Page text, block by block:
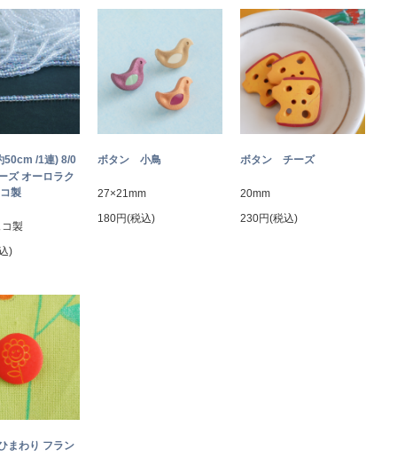
50cm /1連) 8/0
ズ オーロラク
製
製
)
ボタン 小鳥
27×21mm
180円(税込)
ボタン チーズ
20mm
230円(税込)
まわり フラン